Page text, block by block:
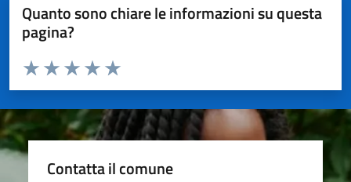
Quanto sono chiare le informazioni su questa
pagina?
Valuta da 1 a 5 stelle la pagina
Valuta 5 stelle su 5
Valuta 4 stelle su 5
Valuta 3 stelle su 5
Valuta 2 stelle su 5
Valuta 1 stelle su 5
Contatta il comune